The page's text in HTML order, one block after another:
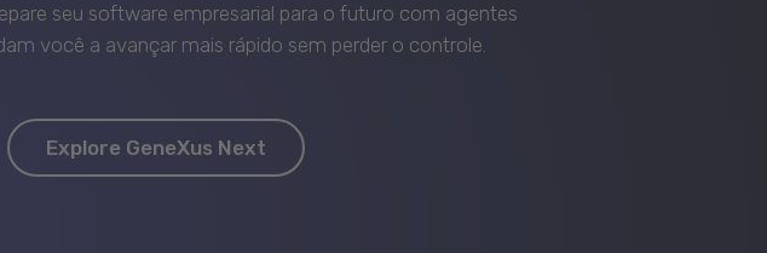
seu software empresarial para o futuro com agentes
você a avançar mais rápido sem perder o controle.
Explore GeneXus Next